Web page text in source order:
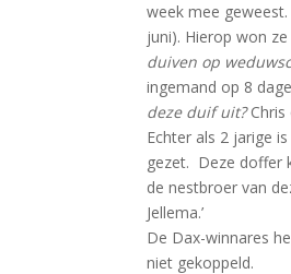
week mee
juni). Hierop won ze
duiven op
ingemand op 8
deze duif uit?
Echter als 2 jarige
gezet. Deze doffer
de nestbroer van
Jellema.’
De Dax-winnares
niet gekoppeld.